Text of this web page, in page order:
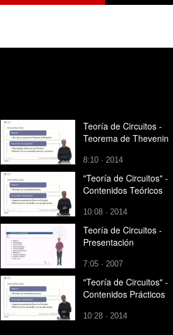
Teoría de Circuitos -
Teorema de Thevenin
8:10 · 2014
"Teoría de Circuitos" -
Contenidos Teóricos
10:08 · 2014
Teoría de Circuitos -
Presentación
7:05 · 2007
"Teoría de Circuitos" -
Contenidos Prácticos
10:28 · 2014